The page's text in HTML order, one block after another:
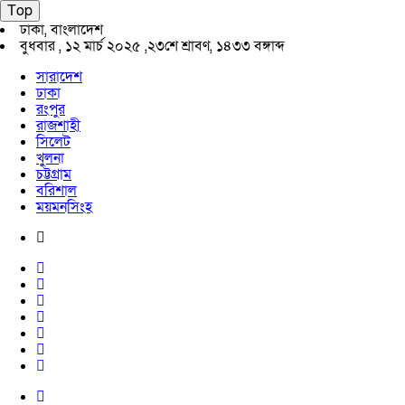
Top
ঢাকা, বাংলাদেশ
বুধবার , ১২ মার্চ ২০২৫ ,২৩শে শ্রাবণ, ১৪৩৩ বঙ্গাব্দ
সারাদেশ
ঢাকা
রংপুর
রাজশাহী
সিলেট
খুলনা
চট্টগ্রাম
বরিশাল
ময়মনসিংহ